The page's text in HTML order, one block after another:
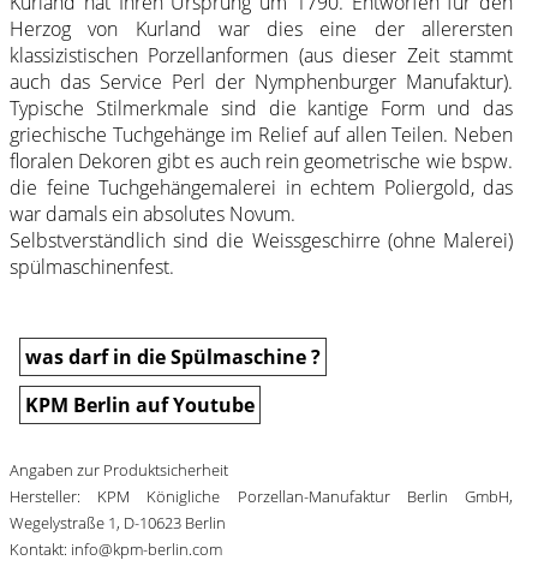
Herzog von Kurland war dies eine der allerersten
klassizistischen Porzellanformen (aus dieser Zeit stammt
auch das Service Perl der Nymphenburger Manufaktur).
Typische Stilmerkmale sind die kantige Form und das
griechische Tuchgehänge im Relief auf allen Teilen. Neben
floralen Dekoren gibt es auch rein geometrische wie bspw.
die feine Tuchgehängemalerei in echtem Poliergold, das
war damals ein absolutes Novum.
Selbstverständlich sind die Weissgeschirre (ohne Malerei)
spülmaschinenfest.
was darf in die Spülmaschine ?
KPM Berlin auf Youtube
Angaben zur Produktsicherheit
Hersteller: KPM Königliche Porzellan-Manufaktur Berlin GmbH,
Wegelystraße 1, D-10623 Berlin
Kontakt: info@kpm-berlin.com